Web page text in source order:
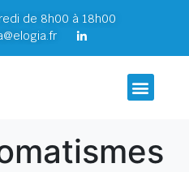
de 8h00 à 18h00